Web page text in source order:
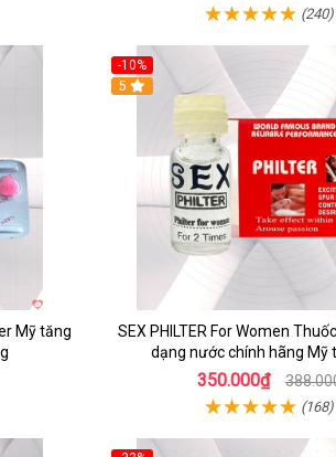
(240)
Mỹ tăng
-10%
5
SEX PHILTER For Women
dạng nước chính hãng Mỹ
350.000₫
(168)